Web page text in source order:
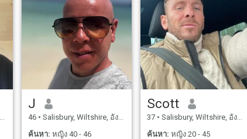
J
46 • Salisbury, Wiltshire, อังกฤษ
ค้นหา: หญิง 40 - 46
Scott
37 • Salisbury, Wiltshire, อังกฤษ
ค้นหา: หญิง 20 - 45